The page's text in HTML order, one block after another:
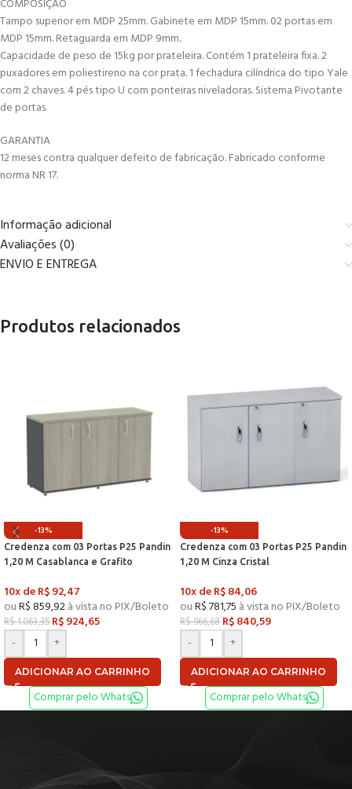
COMPOSIÇÃO
Tampo superior em MDP 25mm. Gabinete em MDP 15mm. 02 portas em
MDP 15mm. Retaguarda em MDP 9mm.
Capacidade de peso de 15kg por prateleira. Contém 1 prateleira fixa. 2
puxadores em poliestireno na cor prata. 1 fechadura cilíndrica do tipo Yale
com 2 chaves. 4 pés tipo U com ponteiras niveladoras. Sistema Pivotante
de portas.
GARANTIA
12 meses contra qualquer defeito de fabricação. Fabricado conforme
norma NR 17.
Informação adicional
Avaliações (0)
ENVIO E ENTREGA
Produtos relacionados
-13%
Credenza com 03 Portas P25 Pandin
1,20 M Casablanca e Grafito
10x deR$92,47
ouR$859,92à vista no PIX/Boleto
R$1.063,35 R$924,65
-
+
ADICIONAR AO CARRINHO
Comprar pelo Whats
-13%
Credenza com 03 Portas P25 Pandin
1,20 M Cinza Cristal
10x deR$84,06
ouR$781,75 à vista no PIX/Boleto
R$966,68 R$840,59
-
+
ADICIONAR AO CARRINHO
Comprar pelo Whats